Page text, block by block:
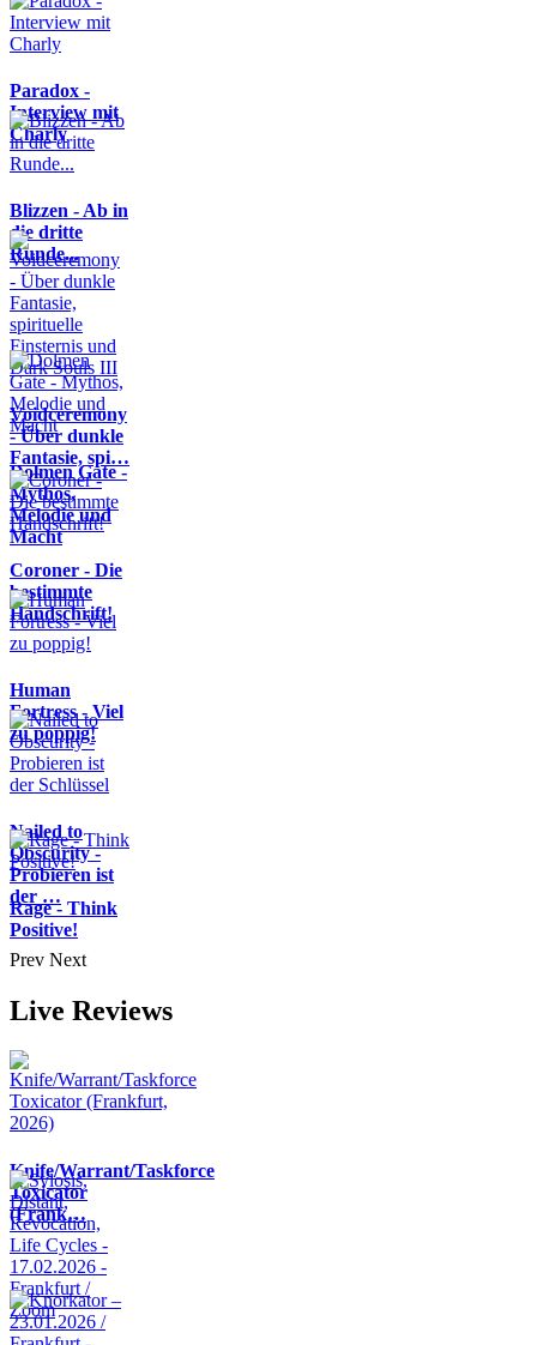
Paradox -
Interview mit
Charly
Blizzen - Ab in
die dritte
Runde...
Voidceremony
- Über dunkle
Fantasie, spi…
Dolmen Gate -
Mythos,
Melodie und
Macht
Coroner - Die
bestimmte
Handschrift!
Human
Fortress - Viel
zu poppig!
Nailed to
Obscurity -
Probieren ist
der …
Rage - Think
Positive!
Prev Next
Live Reviews
Knife/Warrant/Taskforce
Toxicator
(Frank…